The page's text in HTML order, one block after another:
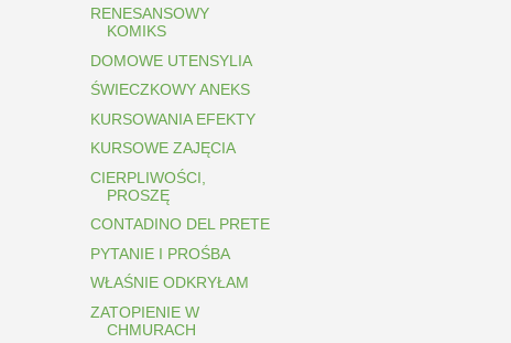
RENESANSOWY
KOMIKS
DOMOWE UTENSYLIA
ŚWIECZKOWY ANEKS
KURSOWANIA EFEKTY
KURSOWE ZAJĘCIA
CIERPLIWOŚCI,
PROSZĘ
CONTADINO DEL PRETE
PYTANIE I PROŚBA
WŁAŚNIE ODKRYŁAM
ZATOPIENIE W
CHMURACH